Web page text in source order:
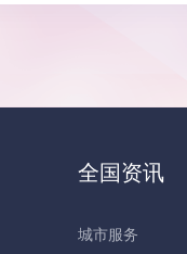
全国资讯
城市服务